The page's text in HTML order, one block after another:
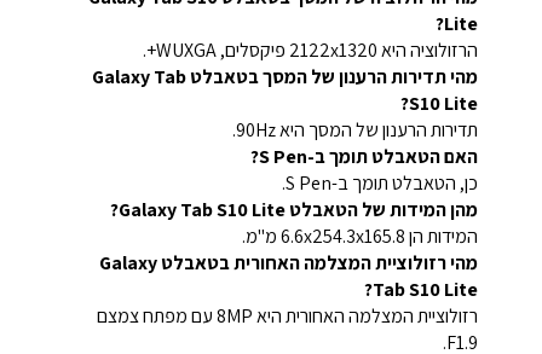
Lite?
הרזולוציה היא 2122x1320 פיקסלים, WUXGA+.
מהי תדירות הרענון של המסך בטאבלט Galaxy Tab
S10 Lite?
תדירות הרענון של המסך היא 90Hz.
האם הטאבלט תומך ב-S Pen?
כן, הטאבלט תומך ב-S Pen.
מהן המידות של הטאבלט Galaxy Tab S10 Lite?
המידות הן 6.6x254.3x165.8 מ"מ.
מהי רזולוציית המצלמה האחורית בטאבלט Galaxy
Tab S10 Lite?
רזולוציית המצלמה האחורית היא 8MP עם מפתח צמצם
F1.9.